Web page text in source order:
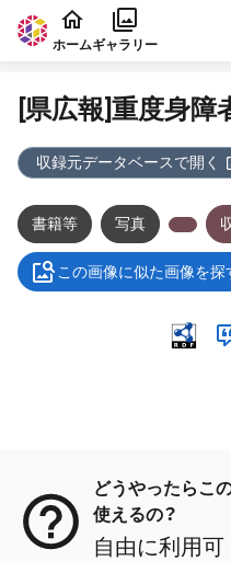
本文に飛ぶ
ホームギャラリー
[県広報]重度身障
収録元データベースで開く
書籍等 写真
この画像に似た画像を探
どうやったらこ
使えるの？
自由に利用可